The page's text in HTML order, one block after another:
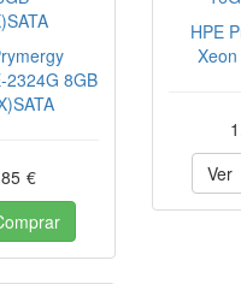
2324G 8GB
€
HPE
Ver